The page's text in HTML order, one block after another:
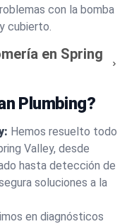
con la bomba
cubierto.
en Spring
Plumbing?
Hemos resuelto todo
Valley, desde
hasta detección de
soluciones a la
en diagnósticos